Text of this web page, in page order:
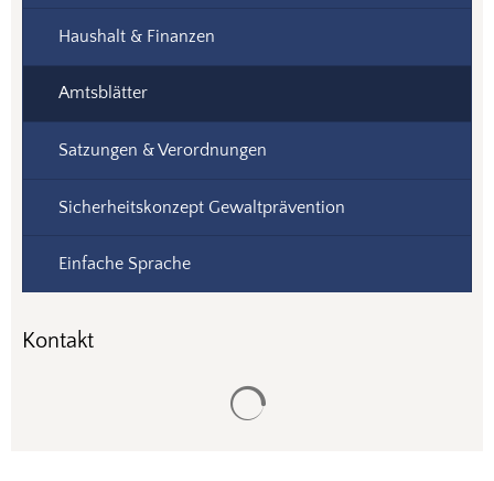
Haushalt & Finanzen
Amtsblätter
Satzungen & Verordnungen
Sicherheitskonzept Gewaltprävention
Einfache Sprache
Kontakt